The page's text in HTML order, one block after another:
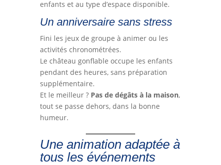
enfants et au type d’espace disponible.
Un anniversaire sans stress
Fini les jeux de groupe à animer ou les
activités chronométrées.
Le château gonflable occupe les enfants
pendant des heures, sans préparation
supplémentaire.
Et le meilleur ? Pas de dégâts à la maison,
tout se passe dehors, dans la bonne
humeur.
Une animation adaptée à
tous les événements